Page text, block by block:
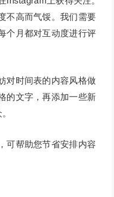
不高而气馁。我们需要
个月都对互动度进行评
对时间表的内容风格做
的文字，再添加一些新
可帮助您节省安排内容